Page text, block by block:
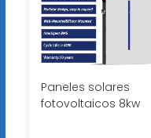
Paneles solares
fotovoltaicos 8kw